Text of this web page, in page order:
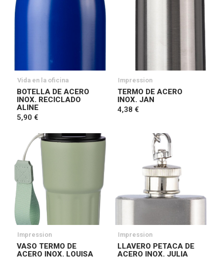
Vida en la oficina
BOTELLA DE ACERO
INOX. RECICLADO
ALINE
5,90 €
Impression
TERMO DE ACERO
INOX. JAN
4,38 €
Impression
VASO TERMO DE
ACERO INOX. LOUISA
Impression
LLAVERO PETACA DE
ACERO INOX. JULIA